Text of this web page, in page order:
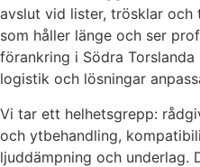
avslut vid lister, trösklar
som håller länge och ser
förankring i Södra
logistik och lösningar
Vi tar ett helhetsgrepp:
och ytbehandling,
ljuddämpning och underlag.